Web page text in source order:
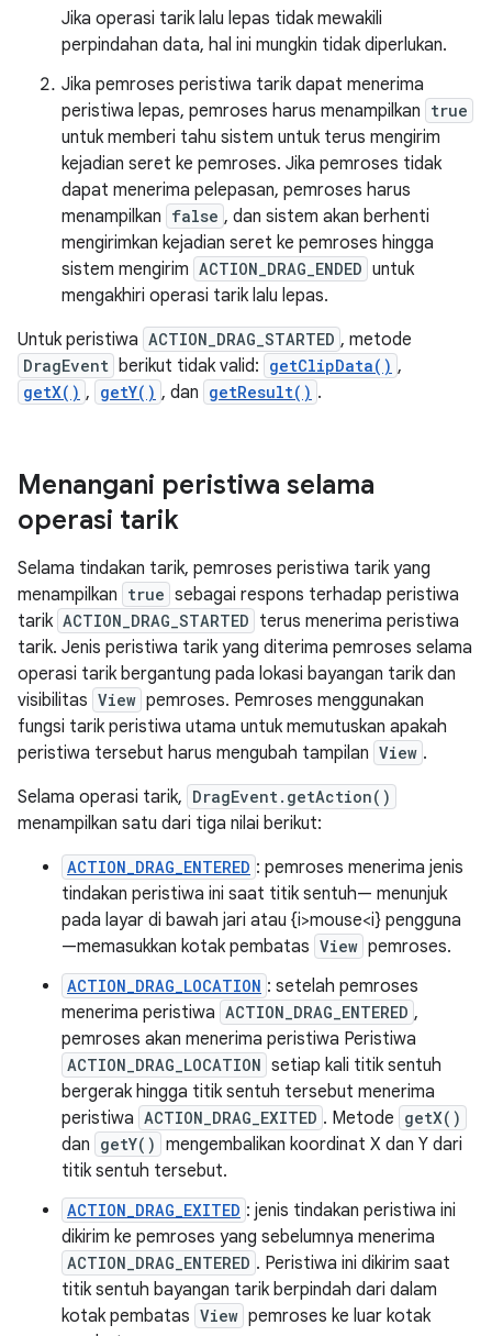
Jika operasi tarik lalu lepas tidak mewakili
perpindahan data, hal ini mungkin tidak diperlukan.
Jika pemroses peristiwa tarik dapat menerima
peristiwa lepas, pemroses harus menampilkan true
untuk memberi tahu sistem untuk terus mengirim
kejadian seret ke pemroses. Jika pemroses tidak
dapat menerima pelepasan, pemroses harus
menampilkan false , dan sistem akan berhenti
mengirimkan kejadian seret ke pemroses hingga
sistem mengirim ACTION_DRAG_ENDED untuk
mengakhiri operasi tarik lalu lepas.
Untuk peristiwa ACTION_DRAG_STARTED , metode
DragEvent berikut tidak valid: getClipData() ,
getX() , getY() , dan getResult() .
Menangani peristiwa selama
operasi tarik
Selama tindakan tarik, pemroses peristiwa tarik yang
menampilkan true sebagai respons terhadap peristiwa
tarik ACTION_DRAG_STARTED terus menerima peristiwa
tarik. Jenis peristiwa tarik yang diterima pemroses selama
operasi tarik bergantung pada lokasi bayangan tarik dan
visibilitas View pemroses. Pemroses menggunakan
fungsi tarik peristiwa utama untuk memutuskan apakah
peristiwa tersebut harus mengubah tampilan View .
Selama operasi tarik, DragEvent.getAction()
menampilkan satu dari tiga nilai berikut:
ACTION_DRAG_ENTERED : pemroses menerima jenis
tindakan peristiwa ini saat titik sentuh— menunjuk
pada layar di bawah jari atau {i>mouse<i} pengguna
—memasukkan kotak pembatas View pemroses.
ACTION_DRAG_LOCATION : setelah pemroses
menerima peristiwa ACTION_DRAG_ENTERED ,
pemroses akan menerima peristiwa Peristiwa
ACTION_DRAG_LOCATION setiap kali titik sentuh
bergerak hingga titik sentuh tersebut menerima
peristiwa ACTION_DRAG_EXITED . Metode getX()
dan getY() mengembalikan koordinat X dan Y dari
titik sentuh tersebut.
ACTION_DRAG_EXITED : jenis tindakan peristiwa ini
dikirim ke pemroses yang sebelumnya menerima
ACTION_DRAG_ENTERED . Peristiwa ini dikirim saat
titik sentuh bayangan tarik berpindah dari dalam
kotak pembatas View pemroses ke luar kotak